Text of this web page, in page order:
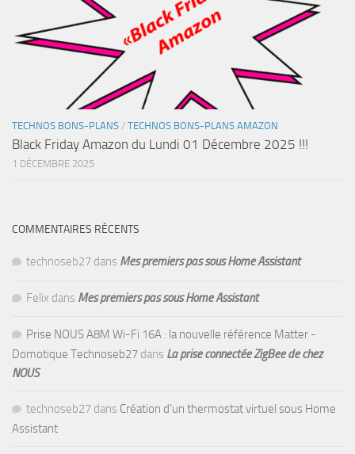
TECHNOS BONS-PLANS / TECHNOS BONS-PLANS AMAZON
Black Friday Amazon du Lundi 01 Décembre 2025 !!!
1 DÉCEMBRE 2025
COMMENTAIRES RÉCENTS
technoseb27 dans Mes premiers pas sous Home Assistant
Felix dans Mes premiers pas sous Home Assistant
Prise NOUS A8M Wi-Fi 16A : la nouvelle référence Matter -
Domotique Technoseb27 dans La prise connectée ZigBee de chez
NOUS
technoseb27 dans Création d’un thermostat virtuel sous Home
Assistant